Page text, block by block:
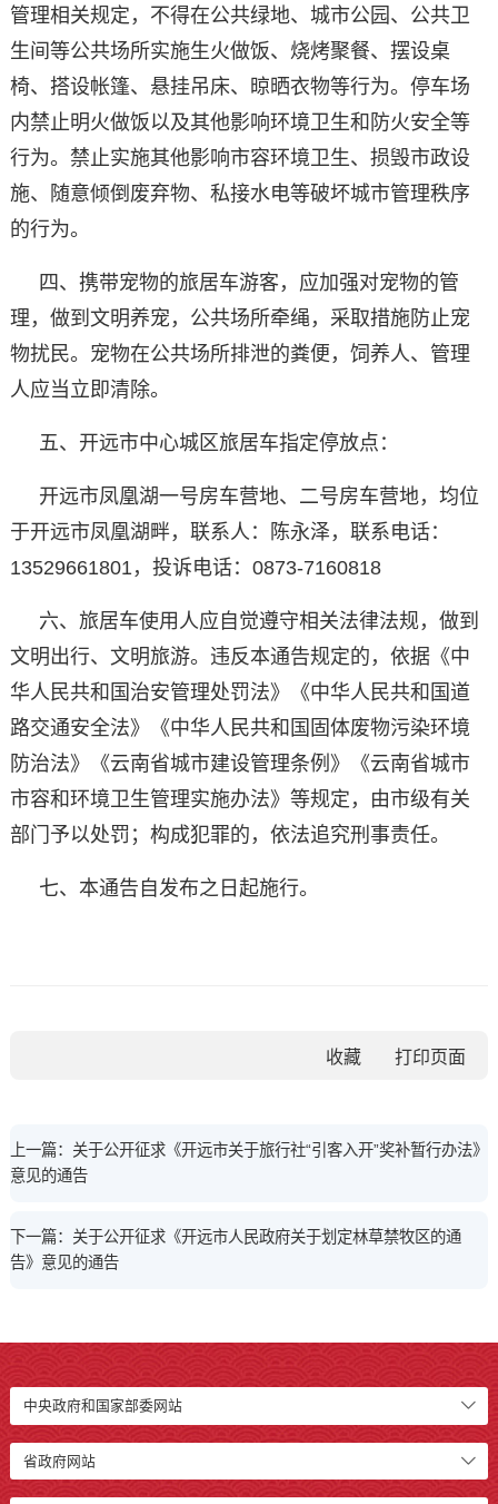
管理相关规定，不得在公共绿地、城市公园、公共卫
生间等公共场所实施生火做饭、烧烤聚餐、摆设桌
椅、搭设帐篷、悬挂吊床、晾晒衣物等行为。停车场
内禁止明火做饭以及其他影响环境卫生和防火安全等
行为。禁止实施其他影响市容环境卫生、损毁市政设
施、随意倾倒废弃物、私接水电等破坏城市管理秩序
的行为。
四、携带宠物的旅居车游客，应加强对宠物的管
理，做到文明养宠，公共场所牵绳，采取措施防止宠
物扰民。宠物在公共场所排泄的粪便，饲养人、管理
人应当立即清除。
五、开远市中心城区旅居车指定停放点：
开远市凤凰湖一号房车营地、二号房车营地，均位
于开远市凤凰湖畔，联系人：陈永泽，联系电话：
13529661801，投诉电话：0873-7160818
六、旅居车使用人应自觉遵守相关法律法规，做到
文明出行、文明旅游。违反本通告规定的，依据《中
华人民共和国治安管理处罚法》《中华人民共和国道
路交通安全法》《中华人民共和国固体废物污染环境
防治法》《云南省城市建设管理条例》《云南省城市
市容和环境卫生管理实施办法》等规定，由市级有关
部门予以处罚；构成犯罪的，依法追究刑事责任。
七、本通告自发布之日起施行。
收藏
上一篇：关于公开征求《开远市关于旅行社“引客入开”奖补暂行办法》
意见的通告
下一篇：关于公开征求《开远市人民政府关于划定林草禁牧区的通
告》意见的通告
中央政府和国家部委网站
省政府网站